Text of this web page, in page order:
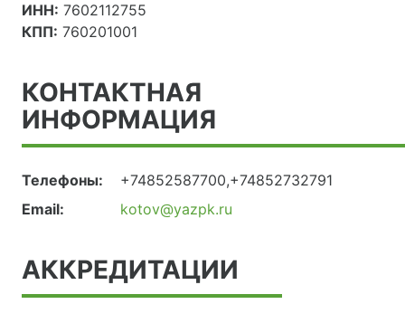
ИНН: 7602112755
КПП: 760201001
КОНТАКТНАЯ
ИНФОРМАЦИЯ
Телефоны:
+74852587700,+74852732791
Email:
kotov@yazpk.ru
АККРЕДИТАЦИИ